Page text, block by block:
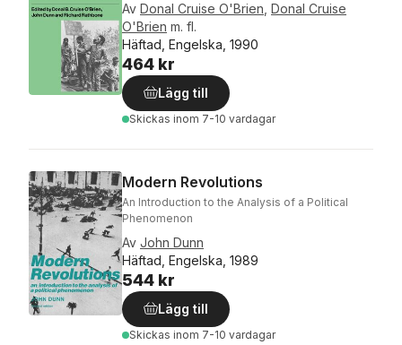
Av Donal Cruise O'Brien Donal Cruise
O'Brien m. fl.
Häftad, Engelska, 1990
464 kr
Lägg till
Skickas inom 7-10 vardagar
Modern Revolutions
An Introduction to the Analysis of a Political
Phenomenon
Av John Dunn
Häftad, Engelska, 1989
544 kr
Lägg till
Skickas inom 7-10 vardagar